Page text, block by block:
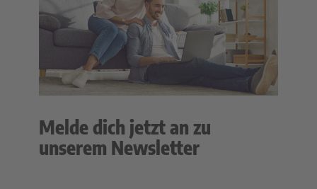
Melde dich jetzt an zu
unserem Newsletter